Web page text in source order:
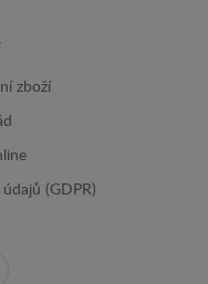
zboží
(GDPR)